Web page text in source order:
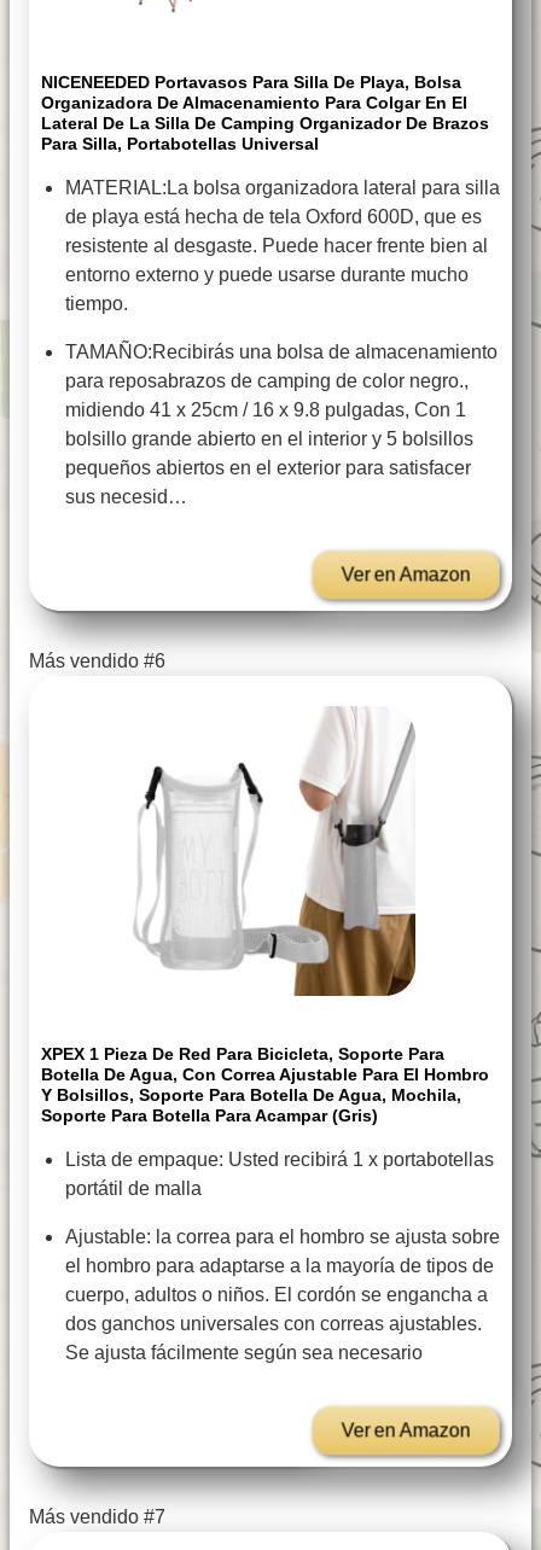
NICENEEDED Portavasos Para Silla De Playa, Bolsa
Organizadora De Almacenamiento Para Colgar En El
Lateral De La Silla De Camping Organizador De Brazos
Para Silla, Portabotellas Universal
MATERIAL:La bolsa organizadora lateral para silla
de playa está hecha de tela Oxford 600D, que es
resistente al desgaste. Puede hacer frente bien al
entorno externo y puede usarse durante mucho
tiempo.
TAMAÑO:Recibirás una bolsa de almacenamiento
para reposabrazos de camping de color negro.,
midiendo 41 x 25cm / 16 x 9.8 pulgadas, Con 1
bolsillo grande abierto en el interior y 5 bolsillos
pequeños abiertos en el exterior para satisfacer
sus necesid…
Ver en Amazon
Más vendido #6
XPEX 1 Pieza De Red Para Bicicleta, Soporte Para
Botella De Agua, Con Correa Ajustable Para El Hombro
Y Bolsillos, Soporte Para Botella De Agua, Mochila,
Soporte Para Botella Para Acampar (gris)
Lista de empaque: Usted recibirá 1 x portabotellas
portátil de malla
Ajustable: la correa para el hombro se ajusta sobre
el hombro para adaptarse a la mayoría de tipos de
cuerpo, adultos o niños. El cordón se engancha a
dos ganchos universales con correas ajustables.
Se ajusta fácilmente según sea necesario
Ver en Amazon
Más vendido #7